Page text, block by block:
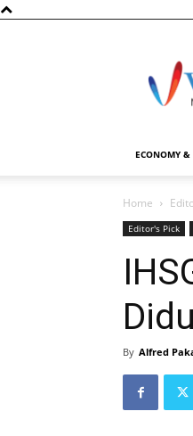
ECONOMY &
Home
Editor's Pick
By Alfred